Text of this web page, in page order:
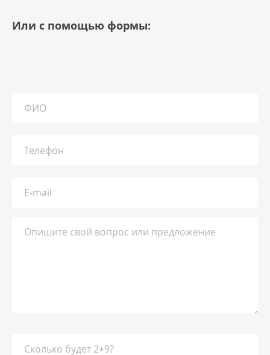
Или с помощью формы: